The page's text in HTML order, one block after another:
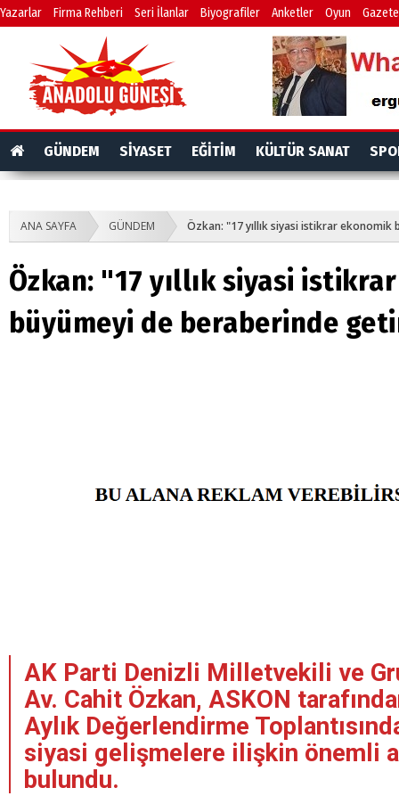
Yazarlar Firma Rehberi Seri İlanlar Biyografiler Anketler Oyun
GÜNDEM SİYASET EĞİTİM KÜLTÜR SANAT
ANA SAYFA GÜNDEM Özkan: "17 yıllık siyasi istikrar
Özkan: "17 yıllık siyasi
büyümeyi de beraberinde
AK Parti Denizli Milletvekili ve
Av. Cahit Özkan, ASKON
Aylık Değerlendirme
siyasi gelişmelere ilişkin önemli
bulundu.